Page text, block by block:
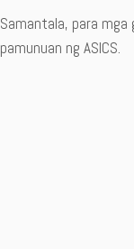
Samantala, para mga
pamunuan ng ASICS.